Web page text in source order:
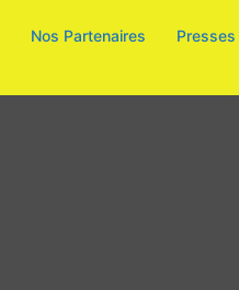
Nos Partenaires Presses